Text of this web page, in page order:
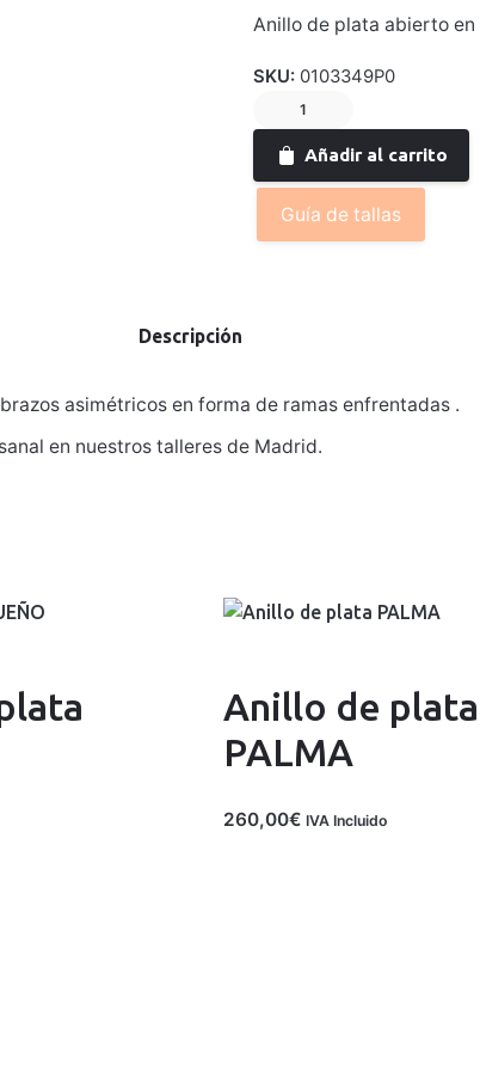
Anillo de plata abierto
SKU: 0103349P0
Anillo
de
plata
SELVA
cantidad
Añadir al carrito
Guía de tallas
Descripción
asimétricos en forma de ramas enfrentadas .
en nuestros talleres de Madrid.
Anillo de plata
PALMA
260,00€ IVA Incluido